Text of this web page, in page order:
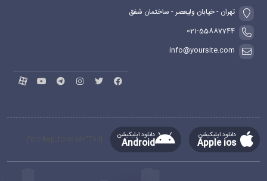
تهران - خیابان ولیعصر - ساختمان شفق
021-55887744
info@yoursite.com
دانلود اپلیکیشن
Apple ios
دانلود اپلیکیشن
Android